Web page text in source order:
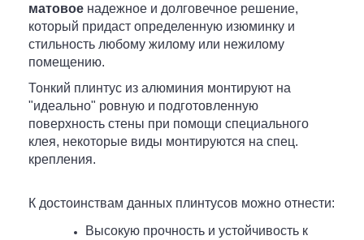
матовое надежное и долговечное решение,
который придаст определенную изюминку и
стильность любому жилому или нежилому
помещению.
Тонкий плинтус из алюминия монтируют на
"идеально" ровную и подготовленную
поверхность стены при помощи специального
клея, некоторые виды монтируются на спец.
крепления.
К достоинствам данных плинтусов можно отнести:
Высокую прочность и устойчивость к